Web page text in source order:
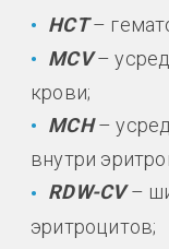
HCT–
MCV–
крови;
MCH–
внутри
RDW-CV–
эритроцитов;